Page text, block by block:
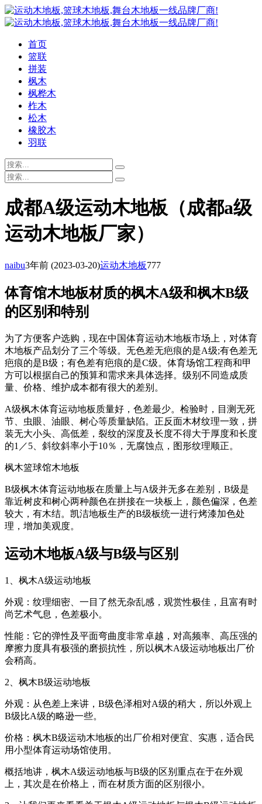
首页
篮联
拼装
枫木
枫桦木
柞木
松木
橡胶木
羽联
成都A级运动木地板（成都a级
运动木地板厂家）
naibu3年前 (2023-03-20)运动木地板777
体育馆木地板材质的枫木A级和枫木B级
的区别和特别
为了方便客户选购，现在中国体育运动木地板市场上，对体育
木地板产品划分了三个等级。无色差无疤痕的是A级;有色差无
疤痕的是B级；有色差有疤痕的是C级。体育场馆工程商和甲
方可以根据自己的预算和需求来具体选择。级别不同造成质
量、价格、维护成本都有很大的差别。
A级枫木体育运动地板质量好，色差最少。检验时，目测无死
节、虫眼、油眼、树心等质量缺陷。正反面木材纹理一致，拼
装无大小头、高低差，裂纹的深度及长度不得大于厚度和长度
的1／5、斜纹斜率小于10％，无腐蚀点，图形纹理顺正。
枫木篮球馆木地板
B级枫木体育运动地板在质量上与A级并无多在差别，B级是
靠近树皮和树心两种颜色在拼接在一块板上，颜色偏深，色差
较大，有木结。凯洁地板生产的B级板统一进行烤漆加色处
理，增加美观度。
运动木地板A级与B级与区别
1、枫木A级运动地板
外观：纹理细密、一目了然无杂乱感，观赏性极佳，且富有时
尚艺术气息，色差极小。
性能：它的弹性及平面弯曲度非常卓越，对高频率、高压强的
摩擦力度具有极强的磨损抗性，所以枫木A级运动地板出厂价
会稍高。
2、枫木B级运动地板
外观：从色差上来讲，B级色泽相对A级的稍大，所以外观上
B级比A级的略逊一些。
价格：枫木B级运动木地板的出厂价相对便宜、实惠，适合民
用小型体育运动场馆使用。
概括地讲，枫木A级运动地板与B级的区别重点在于在外观
上，其次是在价格上，而在材质方面的区别很小。